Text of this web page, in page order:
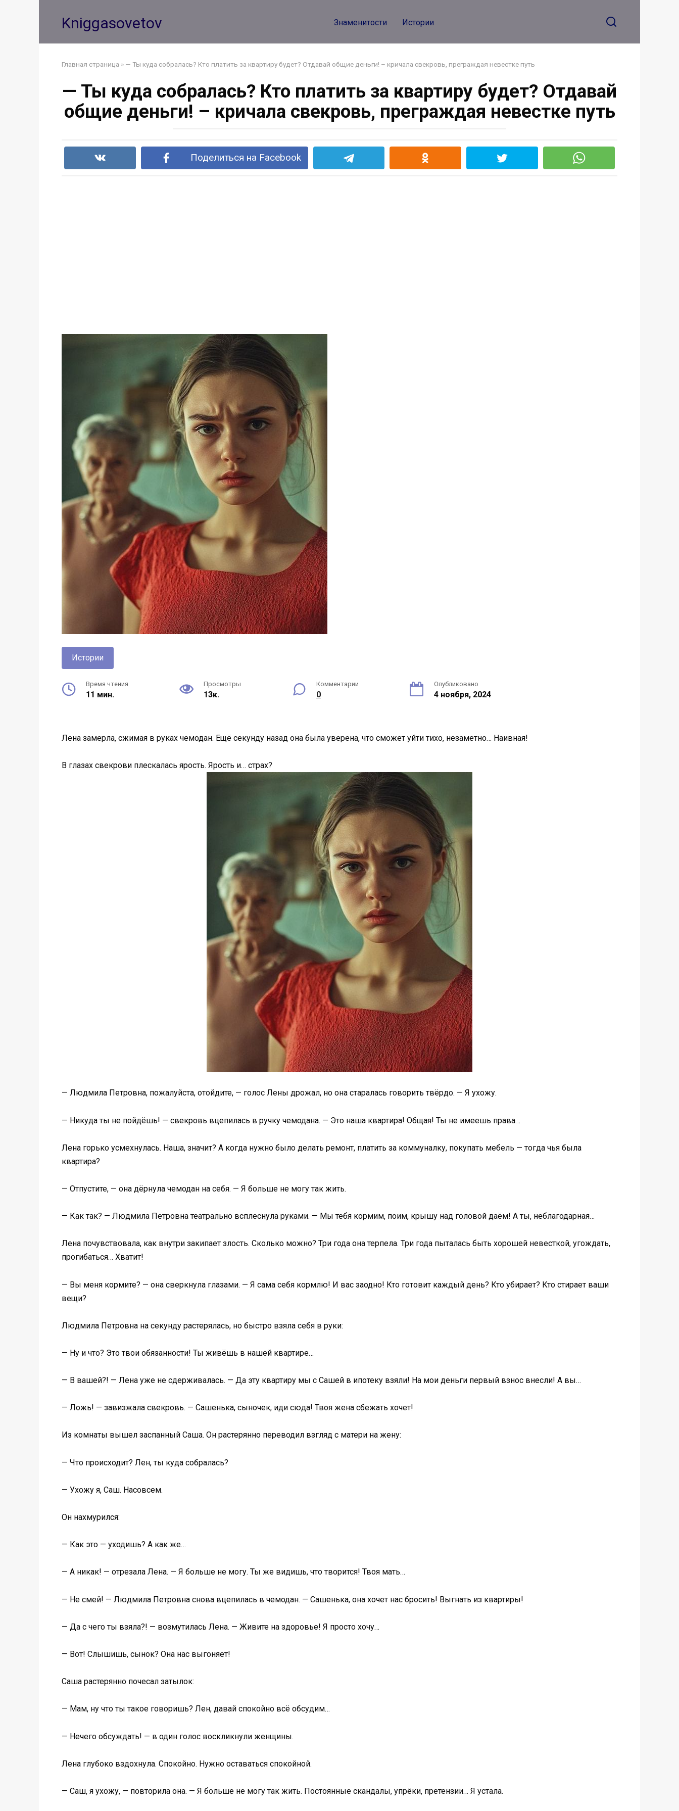
Kniggasovetov Знаменитости Истории
Главная страница » — Ты куда собралась? Кто платить за квартиру будет? Отдавай общие деньги! – кричала свекровь, преграждая невестке путь
— Ты куда собралась? Кто платить за квартиру будет? Отдавай
общие деньги! – кричала свекровь, преграждая невестке путь
Поделиться на Facebook
Истории
Время чтения
11 мин.
Просмотры
13к.
Комментарии
0
Опубликовано
4 ноября, 2024
Лена замерла, сжимая в руках чемодан. Ещё секунду назад она была уверена, что сможет уйти тихо, незаметно… Наивная!
В глазах свекрови плескалась ярость. Ярость и… страх?
— Людмила Петровна, пожалуйста, отойдите, — голос Лены дрожал, но она старалась говорить твёрдо. — Я ухожу.
— Никуда ты не пойдёшь! — свекровь вцепилась в ручку чемодана. — Это наша квартира! Общая! Ты не имеешь права…
Лена горько усмехнулась. Наша, значит? А когда нужно было делать ремонт, платить за коммуналку, покупать мебель — тогда чья была
квартира?
— Отпустите, — она дёрнула чемодан на себя. — Я больше не могу так жить.
— Как так? — Людмила Петровна театрально всплеснула руками. — Мы тебя кормим, поим, крышу над головой даём! А ты, неблагодарная…
Лена почувствовала, как внутри закипает злость. Сколько можно? Три года она терпела. Три года пыталась быть хорошей невесткой, угождать,
прогибаться… Хватит!
— Вы меня кормите? — она сверкнула глазами. — Я сама себя кормлю! И вас заодно! Кто готовит каждый день? Кто убирает? Кто стирает ваши
вещи?
Людмила Петровна на секунду растерялась, но быстро взяла себя в руки:
— Ну и что? Это твои обязанности! Ты живёшь в нашей квартире…
— В вашей?! — Лена уже не сдерживалась. — Да эту квартиру мы с Сашей в ипотеку взяли! На мои деньги первый взнос внесли! А вы…
— Ложь! — завизжала свекровь. — Сашенька, сыночек, иди сюда! Твоя жена сбежать хочет!
Из комнаты вышел заспанный Саша. Он растерянно переводил взгляд с матери на жену:
— Что происходит? Лен, ты куда собралась?
— Ухожу я, Саш. Насовсем.
Он нахмурился:
— Как это — уходишь? А как же…
— А никак! — отрезала Лена. — Я больше не могу. Ты же видишь, что творится! Твоя мать…
— Не смей! — Людмила Петровна снова вцепилась в чемодан. — Сашенька, она хочет нас бросить! Выгнать из квартиры!
— Да с чего ты взяла?! — возмутилась Лена. — Живите на здоровье! Я просто хочу…
— Вот! Слышишь, сынок? Она нас выгоняет!
Саша растерянно почесал затылок:
— Мам, ну что ты такое говоришь? Лен, давай спокойно всё обсудим…
— Нечего обсуждать! — в один голос воскликнули женщины.
Лена глубоко вздохнула. Спокойно. Нужно оставаться спокойной.
— Саш, я ухожу, — повторила она. — Я больше не могу так жить. Постоянные скандалы, упрёки, претензии… Я устала.
никогда не показывал